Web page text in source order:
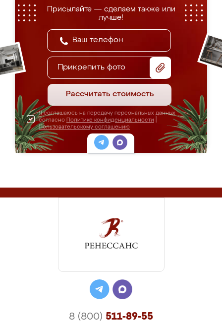
Присылайте — сделаем также или
лучше!
Прикрепить фото
Рассчитать стоимость
Я соглашаюсь на передачу персональных данных
согласно Политике конфиденциальности
Пользовательскому соглашению
8 (800) 511-89-55